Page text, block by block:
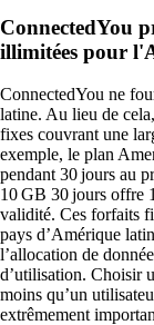
ConnectedYou
illimitées pour
ConnectedYou ne
latine. Au lieu de
fixes couvrant une
exemple, le plan
pendant 30 jours au
10 GB 30 jours offre
validité. Ces forfaits
pays d’Amérique
l’allocation de
d’utilisation. Choisir
moins qu’un
extrêmement